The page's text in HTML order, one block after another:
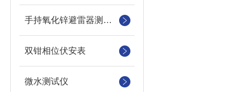
手持氧化锌避雷器测试仪
双钳相位伏安表
微水测试仪